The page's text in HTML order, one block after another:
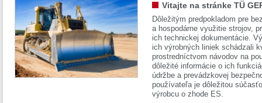
Vitajte na stránke TÜ
Dôležitým predpokladom pre
a hospodárne využitie strojov,
ich technickej dokumentácie.
ich výrobných liniek schádzali
prostredníctvom návodov na
dôležité informácie o ich
údržbe a prevádzkovej
používateľa je dôležitou
výrobcu o zhode ES.